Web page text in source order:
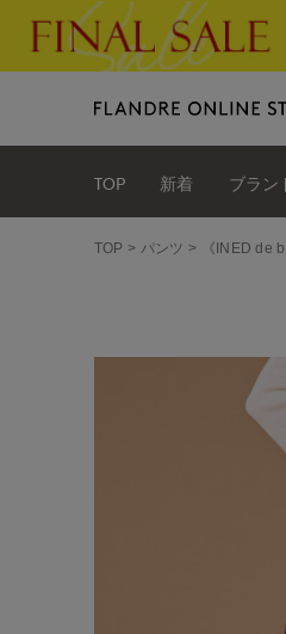
TOP 新着 ブラン
TOP パンツ 《INED de